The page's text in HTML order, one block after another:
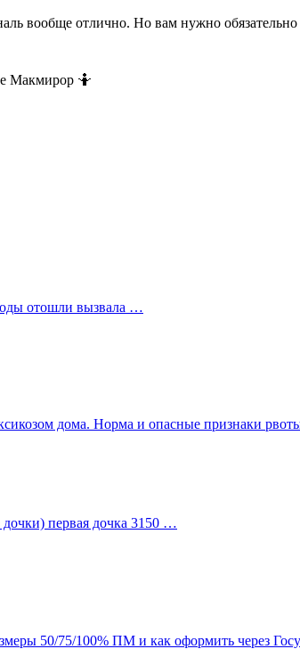
вообще отлично. Но вам нужно обязательно
Макмирор 🤷
отошли вызвала …
дома. Норма и опасные признаки
первая дочка 3150 …
50/75/100% ПМ и как оформить через